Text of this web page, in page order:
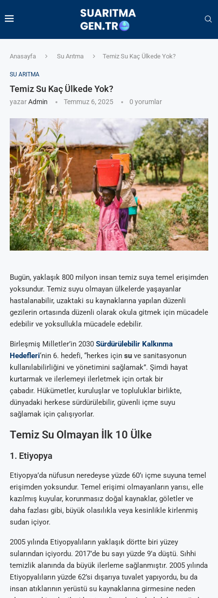
Anasayfa Su Arıtma Temiz Su Kaç Ülkede Yok?
SU ARITMA
Temiz Su Kaç Ülkede Yok?
yazarAdmin Temmuz 6, 2025 0 yorumlar
Bugün, yaklaşık 800 milyon insan temiz suya temel erişimden
yoksundur. Temiz suyu olmayan ülkelerde yaşayanlar
hastalanabilir, uzaktaki su kaynaklarına yapılan düzenli
gezilerin ortasında düzenli olarak okula gitmek için mücadele
edebilir ve yoksullukla mücadele edebilir.
Birleşmiş Milletler’in 2030 Sürdürülebilir Kalkınma
Hedefleri‘nin 6. hedefi, “herkes için su ve sanitasyonun
kullanılabilirliğini ve yönetimini sağlamak”. Şimdi hayat
kurtarmak ve ilerlemeyi ilerletmek için ortak bir
çabadır. Hükümetler, kuruluşlar ve topluluklar birlikte,
dünyadaki herkese sürdürülebilir, güvenli içme suyu
sağlamak için çalışıyorlar.
Temiz Su Olmayan İlk 10 Ülke
1. Etiyopya
Etiyopya’da nüfusun neredeyse yüzde 60’ı içme suyuna temel
erişimden yoksundur. Temel erişimi olmayanların yarısı, elle
kazılmış kuyular, korunmasız doğal kaynaklar, göletler ve
daha fazlası gibi, büyük olasılıkla veya kesinlikle kirlenmiş
sudan içiyor.
2005 yılında Etiyopyalıların yaklaşık dörtte biri yüzey
sularından içiyordu. 2017’de bu sayı yüzde 9’a düştü. Sıhhi
temizlik alanında da büyük ilerleme sağlanmıştır. 2005 yılında
Etiyopyalıların yüzde 62’si dışarıya tuvalet yapıyordu, bu da
insan atıklarının yerüstü su kaynaklarına girmesine neden